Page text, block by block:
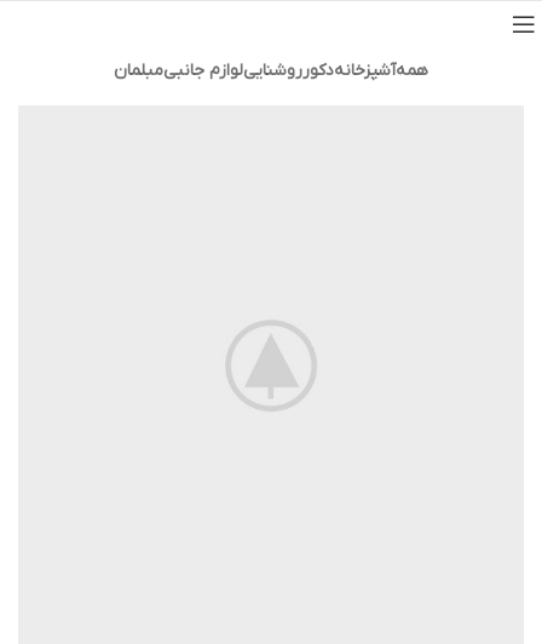
همهآشپزخانهدکورروشناییلوازم جانبیمبلمان